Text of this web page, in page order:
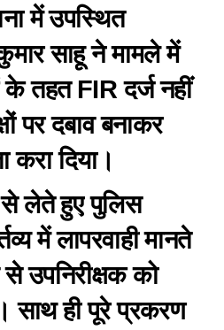
में उपस्थित
साहू ने मामले में
के तहत FIR दर्ज नहीं
पर दबाव बनाकर
करा दिया।
से लेते हुए पुलिस
में लापरवाही मानते
उपनिरीक्षक को
साथ ही पूरे प्रकरण